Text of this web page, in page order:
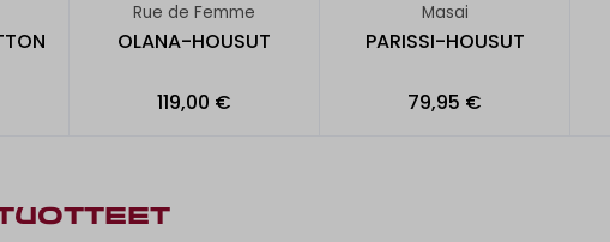
Rue de Femme
OLANA-HOUSUT
119,00 €
Masai
PARISSI-HOUSUT
79,95 €